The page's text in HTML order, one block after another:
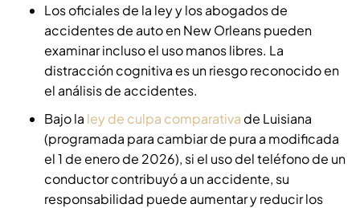
Los oficiales de la ley y los abogados de
accidentes de auto en New Orleans pueden
examinar incluso el uso manos libres. La
distracción cognitiva es un riesgo reconocido en
el análisis de accidentes.
Bajo la ley de culpa comparativa de Luisiana
(programada para cambiar de pura a modificada
el 1 de enero de 2026), si el uso del teléfono de un
conductor contribuyó a un accidente, su
responsabilidad puede aumentar y reducir los